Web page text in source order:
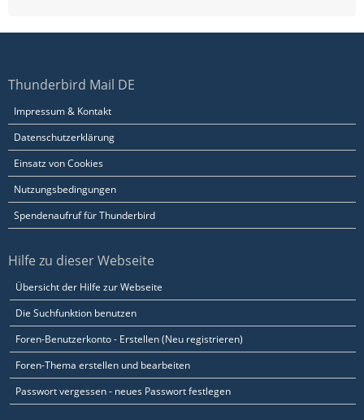
Thunderbird Mail DE
Impressum & Kontakt
Datenschutzerklärung
Einsatz von Cookies
Nutzungsbedingungen
Spendenaufruf für Thunderbird
Hilfe zu dieser Webseite
Übersicht der Hilfe zur Webseite
Die Suchfunktion benutzen
Foren-Benutzerkonto - Erstellen (Neu registrieren)
Foren-Thema erstellen und bearbeiten
Passwort vergessen - neues Passwort festlegen